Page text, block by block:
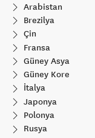
Arabistan
Brezilya
Çin
Fransa
Güney Asya
Güney Kore
İtalya
Japonya
Polonya
Rusya